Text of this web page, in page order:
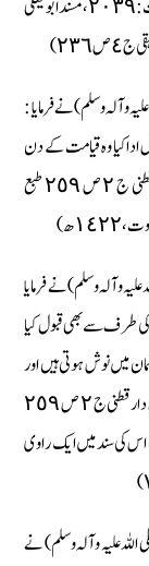
: ٤٩٩، مشکل الآثار ج ٣ ص ٢٢٣، صحیح ابن خزیمہ رقم الحدیث : ٢٠٣٩، مسند ابو یعلیٰ
وآلہ وسلم) نے فرمایا :
کیا وہ قیامت کے دن
ابرار ( نیکی کرنے والوں) کے ساتھ اٹھایا جائے گا۔ ( سنن دارقطنی ج ٢ ص ٢٥٩ طبع
وآلہ وسلم) نے فرمایا
طرف سے بھی قبول کیا
میں نوش ہوتی ہیں اور
وہ شخص اللہ تعالیٰ کے نزدیک نیکی کرنے والا لکھا جاتا ہے۔ ( سنن دارقطنی ج ٢ ص ٢٥٩
درالکتب العلمیہ، اس کی سند میں ایک راوی
علیہ وآلہ وسلم) نے